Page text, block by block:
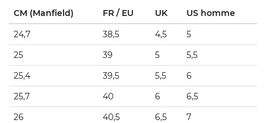
CM (Manfield) FR / EU UK
US homme
24,7
38,5 4,5
5
25
39 5
5,5
25,4
39,5 5,5
6
25,7
40 6
6,5
26
40,5 6,5
7